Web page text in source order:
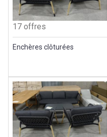
17 offres
Enchères clôturées